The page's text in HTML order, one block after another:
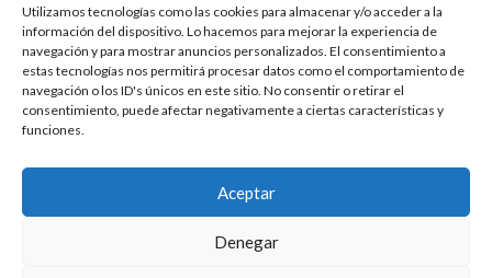
Utilizamos tecnologías como las cookies para almacenar y/o acceder a la
información del dispositivo. Lo hacemos para mejorar la experiencia de
navegación y para mostrar anuncios personalizados. El consentimiento a
estas tecnologías nos permitirá procesar datos como el comportamiento de
navegación o los ID's únicos en este sitio. No consentir o retirar el
consentimiento, puede afectar negativamente a ciertas características y
funciones.
Aceptar
Denegar